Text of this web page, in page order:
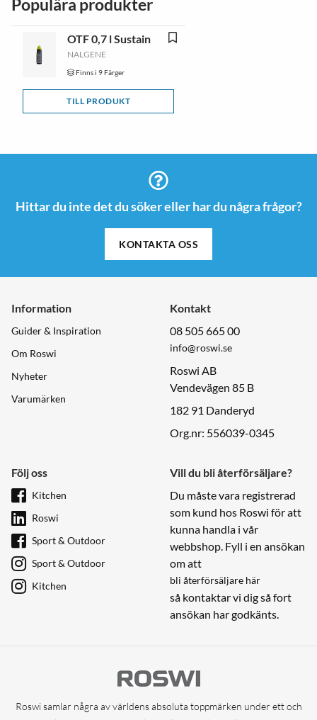
Populära produkter
OTF 0,7 l Sustain
NALGENE
Finns i 9 Färger
TILL PRODUKT
Hittar du inte det du söker eller har du några frågor?
KONTAKTA OSS
Information
Guider & Inspiration
Om Roswi
Nyheter
Varumärken
Kontakt
08 505 665 00
info@roswi.se
Roswi AB
Vendevägen 85 B
182 91 Danderyd
Org.nr: 556039-0345
Följ oss
Kitchen
Roswi
Sport & Outdoor
Sport & Outdoor
Kitchen
Vill du bli återförsäljare?
Du måste vara registrerad
som kund hos Roswi för att
kunna handla i vår
webbshop. Fyll i en ansökan
om att
bli återförsäljare här
så kontaktar vi dig så fort
ansökan har godkänts.
Roswi samlar några av världens absoluta toppmärken under ett och